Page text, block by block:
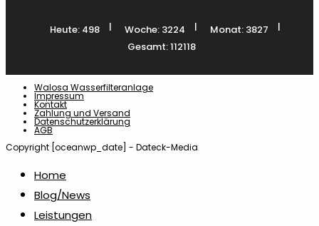
Heute: 498 | Woche: 3224 | Monat: 3827
|
Gesamt: 112118
Walosa Wasserfilteranlage
Impressum
Kontakt
Zahlung und Versand
Datenschutzerklärung
AGB
Copyright [oceanwp_date] - Dateck-Media
Home
Blog/News
Leistungen